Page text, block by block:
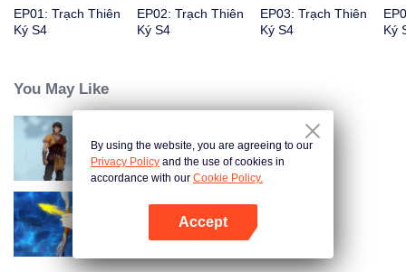
EP01: Trạch Thiên
Ký S4
EP02: Trạch Thiên
Ký S4
EP03: Trạch Thiên
Ký S4
Ký
You May Like
Trạch Thiên Ký S2
Trạch Thiên Ký S3
By using the website, you are agreeing to our
Privacy Policy and the use of cookies in
accordance with our Cookie Policy.
Accept